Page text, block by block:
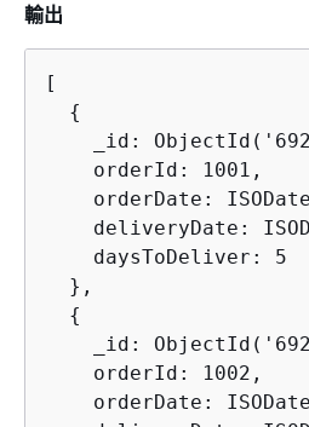
輸出
[
{
_id:
    orderId: 1001,
orderDate:
deliveryDate:
    daysToDeliver: 5
  },
{
_id:
    orderId: 1002,
orderDate: